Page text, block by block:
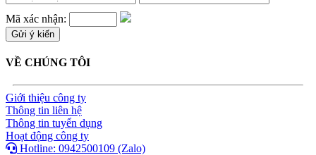
Mã xác nhận:
VỀ CHÚNG TÔI
Giới thiệu công ty
Thông tin liên hệ
Thông tin tuyển dụng
Hoạt động công ty
Hotline: 0942500109 (Zalo)